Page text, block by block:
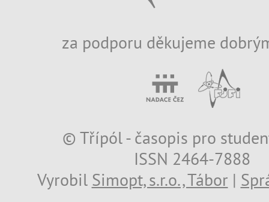
za podporu děkujeme
© Třípól - časopis pro
ISSN 2464-7888
Vyrobil Simopt, s.r.o., Tábor |